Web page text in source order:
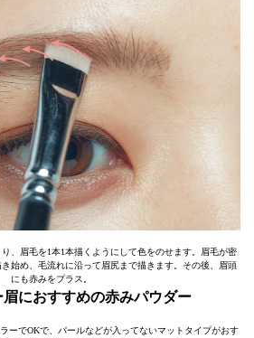
、眉毛を1本1本描くようにして色をのせます。眉毛が密
始め、毛流れに沿って眉尻まで描きます。その後、眉頭
にも赤みをプラス。
におすすめの赤みパウダー
ーでOKで、パールなどが入ってないマットタイプがおす